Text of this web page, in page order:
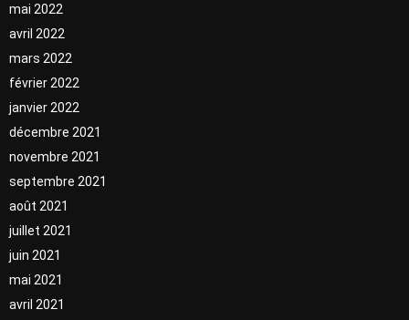
mai 2022
avril 2022
mars 2022
février 2022
janvier 2022
décembre 2021
novembre 2021
septembre 2021
août 2021
juillet 2021
juin 2021
mai 2021
avril 2021